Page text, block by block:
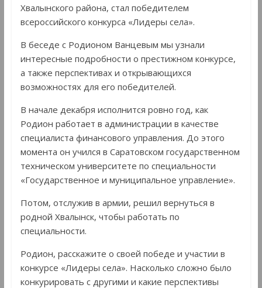
Хвалынского района, стал победителем
всероссийского конкурса «Лидеры села».
В беседе с Родионом Ванцевым мы узнали
интересные подробности о престижном конкурсе,
а также перспективах и открывающихся
возможностях для его победителей.
В начале декабря исполнится ровно год, как
Родион работает в администрации в качестве
специалиста финансового управления. До этого
момента он учился в Саратовском государственном
техническом университете по специальности
«Государственное и муниципальное управление».
Потом, отслужив в армии, решил вернуться в
родной Хвалынск, чтобы работать по
специальности.
Родион, расскажите о своей победе и участии в
конкурсе «Лидеры села». Насколько сложно было
конкурировать с другими и какие перспективы